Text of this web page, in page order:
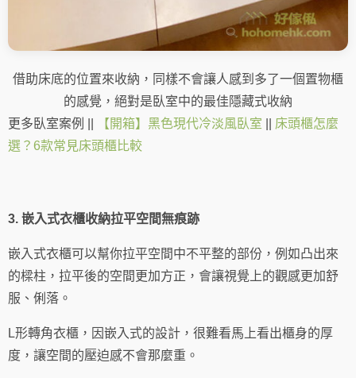
借助床底的位置來收納，同樣不會讓人感到多了一個置物櫃
的感覺，絕對是臥室中的最佳隱藏式收納
更多臥室案例 ||
【開箱】黑色現代冷淡風臥室
床頭櫃怎麼
選？6款常見床頭櫃比較
3. 嵌入式衣櫃收納拉平空間無痕跡
嵌入式衣櫃可以幫你拉平空間中不平整的部份，例如凸出來
的樑柱，拉平後的空間更加方正，會讓視覺上的觀感更加舒
服、俐落。
L形轉角衣櫃，因嵌入式的設計，很難看馬上看出櫃身的厚
度，讓空間的壓迫感不會那麼重。